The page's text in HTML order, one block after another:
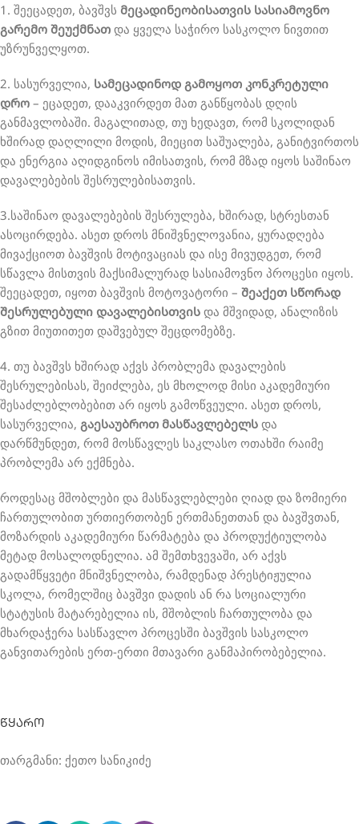
1. შეეცადეთ, ბავშვს მეცადინეობისათვის სასიამოვნო
გარემო შეუქმნათ და ყველა საჭირო სასკოლო ნივთით
უზრუნველყოთ.
2. სასურველია, სამეცადინოდ გამოყოთ კონკრეტული
დრო – ეცადეთ, დააკვირდეთ მათ განწყობას დღის
განმავლობაში. მაგალითად, თუ ხედავთ, რომ სკოლიდან
ხშირად დაღლილი მოდის, მიეცით საშუალება, განიტვირთოს
და ენერგია აღიდგინოს იმისათვის, რომ მზად იყოს საშინაო
დავალებების შესრულებისათვის.
3.საშინაო დავალებების შესრულება, ხშირად, სტრესთან
ასოცირდება. ასეთ დროს მნიშვნელოვანია, ყურადღება
მივაქციოთ ბავშვის მოტივაციას და ისე მივუდგეთ, რომ
სწავლა მისთვის მაქსიმალურად სასიამოვნო პროცესი იყოს.
შეეცადეთ, იყოთ ბავშვის მოტოვატორი – შეაქეთ სწორად
შესრულებული დავალებისთვის და მშვიდად, ანალიზის
გზით მიუთითეთ დაშვებულ შეცდომებზე.
4. თუ ბავშვს ხშირად აქვს პრობლემა დავალების
შესრულებისას, შეიძლება, ეს მხოლოდ მისი აკადემიური
შესაძლებლობებით არ იყოს გამოწვეული. ასეთ დროს,
სასურველია, გაესაუბროთ მასწავლებელს და
დარწმუნდეთ, რომ მოსწავლეს საკლასო ოთახში რაიმე
პრობლემა არ ექმნება.
როდესაც მშობლები და მასწავლებლები ღიად და ზომიერი
ჩართულობით ურთიერთობენ ერთმანეთთან და ბავშვთან,
მოზარდის აკადემიური წარმატება და პროდუქტიულობა
მეტად მოსალოდნელია. ამ შემთხვევაში, არ აქვს
გადამწყვეტი მნიშვნელობა, რამდენად პრესტიჟულია
სკოლა, რომელშიც ბავშვი დადის ან რა სოციალური
სტატუსის მატარებელია ის, მშობლის ჩართულობა და
მხარდაჭერა სასწავლო პროცესში ბავშვის სასკოლო
განვითარების ერთ-ერთი მთავარი განმაპირობებელია.
წყარო
თარგმანი: ქეთო სანიკიძე